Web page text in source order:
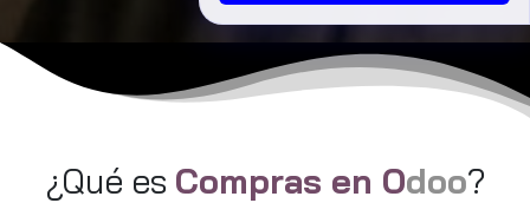
¿Qué es Compras en Odoo?
🎟️ ¡Cupos limitados! Asegura tu acceso
libre registrándote aquí:
https://tinyurl.com/3bc337a7